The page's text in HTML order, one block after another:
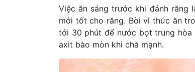
Việc ăn sáng trước khi đánh răng
mới tốt cho răng. Bời vì thức ăn
tới 30 phút để nước bọt trung hòa
axit bào mòn khi chà mạnh.